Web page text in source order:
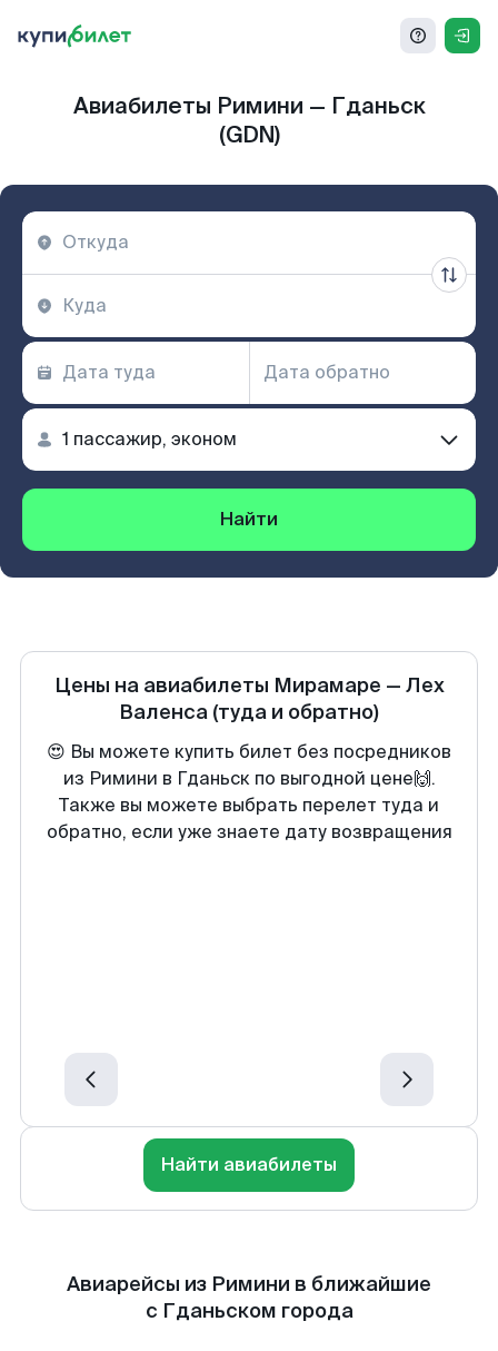
Авиабилеты Римини — Гданьск
(GDN)
Найти
Цены на авиабилеты Мирамаре — Лех
Валенса (туда и обратно)
😍 Вы можете купить билет без посредников
из Римини в Гданьск по выгодной цене🙌.
Также вы можете выбрать перелет туда и
обратно, если уже знаете дату возвращения
Найти авиабилеты
Авиарейсы из Римини в ближайшие
с Гданьском города